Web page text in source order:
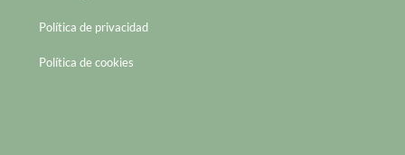
Política de privacidad
Política de cookies